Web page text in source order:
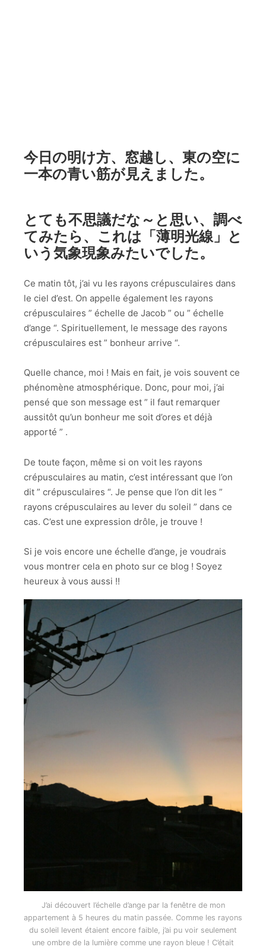
今日の明け方、窓越し、東の空に
一本の青い筋が見えました。
とても不思議だな～と思い、調べ
てみたら、これは「薄明光線」と
いう気象現象みたいでした。
Ce matin tôt, j’ai vu les rayons crépusculaires dans
le ciel d’est. On appelle également les rayons
crépusculaires ” échelle de Jacob ” ou ” échelle
d’ange “. Spirituellement, le message des rayons
crépusculaires est ” bonheur arrive “.
Quelle chance, moi ! Mais en fait, je vois souvent ce
phénomène atmosphérique. Donc, pour moi, j’ai
pensé que son message est ” il faut remarquer
aussitôt qu’un bonheur me soit d’ores et déjà
apporté ” .
De toute façon, même si on voit les rayons
crépusculaires au matin, c’est intéressant que l’on
dit ” crépusculaires “. Je pense que l’on dit les ”
rayons crépusculaires au lever du soleil ” dans ce
cas. C’est une expression drôle, je trouve !
Si je vois encore une échelle d’ange, je voudrais
vous montrer cela en photo sur ce blog ! Soyez
heureux à vous aussi !!
J’ai découvert l’échelle d’ange par la fenêtre de mon
appartement à 5 heures du matin passée. Comme les rayons
du soleil levent étaient encore faible, j’ai pu voir seulement
une ombre de la lumière comme une rayon bleue ! C’était